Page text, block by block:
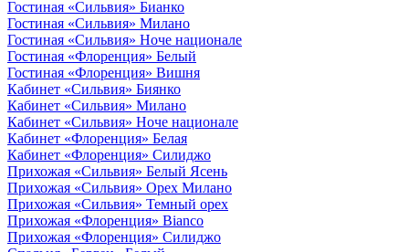
Гостиная «Сильвия» Бианко
Гостиная «Сильвия» Милано
Гостиная «Сильвия» Ноче национале
Гостиная «Флоренция» Белый
Гостиная «Флоренция» Вишня
Кабинет «Сильвия» Биянко
Кабинет «Сильвия» Милано
Кабинет «Сильвия» Ноче национале
Кабинет «Флоренция» Белая
Кабинет «Флоренция» Силиджо
Прихожая «Сильвия» Белый Ясень
Прихожая «Сильвия» Орех Милано
Прихожая «Сильвия» Темный орех
Прихожая «Флоренция» Bianco
Прихожая «Флоренция» Силиджо